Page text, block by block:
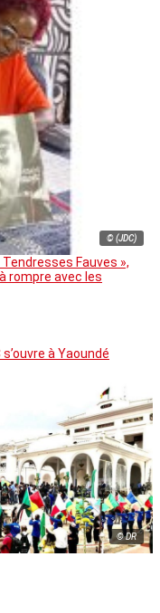
© (JDC)
Fauves »,
rompre avec les
à Yaoundé
© DR